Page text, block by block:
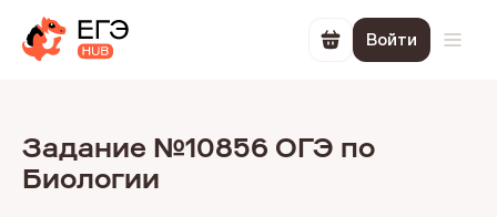
Перейти в
Войти
Задание №10856 ОГЭ по
Биологии